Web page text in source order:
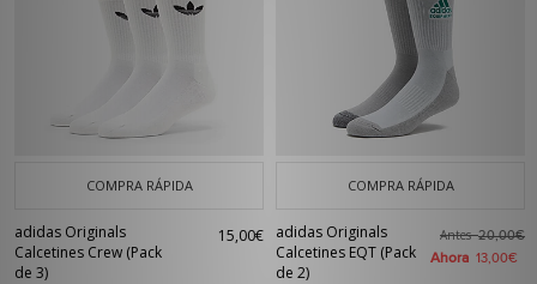
COMPRA RÁPIDA
adidas Originals
Calcetines Crew (Pack
de 3)
15,00€
COMPRA RÁPIDA
adidas Originals
Calcetines EQT (Pack
de 2)
Antes20,00€
Ahora 13,00€